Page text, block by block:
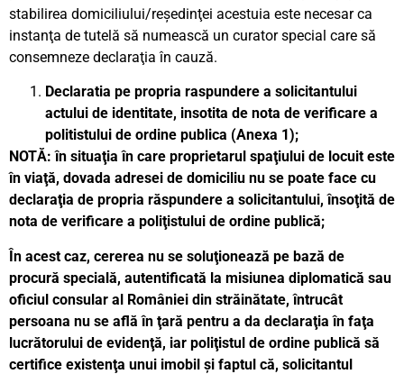
stabilirea domiciliului/reşedinţei acestuia este necesar ca
instanţa de tutelă să numească un curator special care să
consemneze declaraţia în cauză.
Declaratia pe propria raspundere a solicitantului
actului de identitate, insotita de nota de verificare a
politistului de ordine publica (Anexa 1);
NOTĂ: în situaţia în care proprietarul spaţiului de locuit este
în viaţă, dovada adresei de domiciliu nu se poate face cu
declaraţia de propria răspundere a solicitantului, însoţită de
nota de verificare a poliţistului de ordine publică;
În acest caz, cererea nu se soluţionează pe bază de
procură specială, autentificată la misiunea diplomatică sau
oficiul consular al României din străinătate, întrucât
persoana nu se află în ţară pentru a da declaraţia în faţa
lucrătorului de evidenţă, iar poliţistul de ordine publică să
certifice existenţa unui imobil şi faptul că, solicitantul